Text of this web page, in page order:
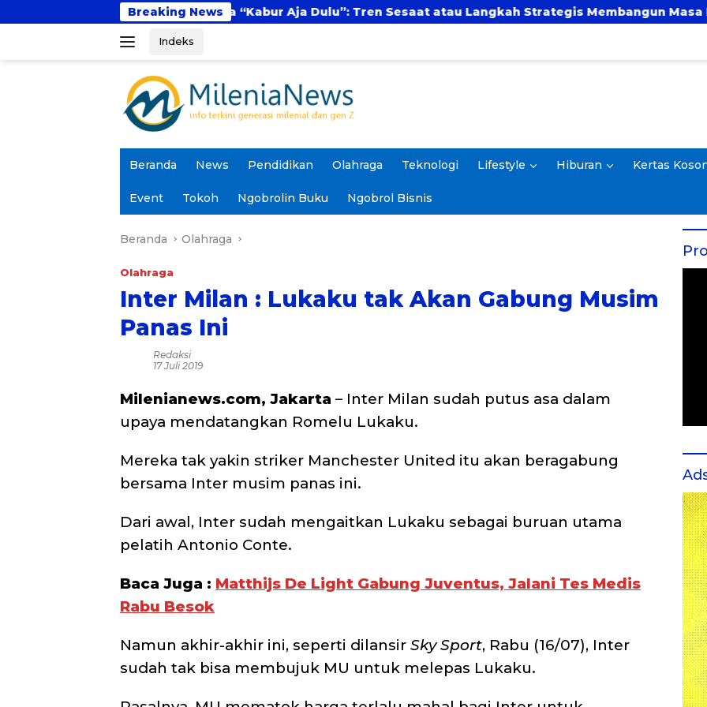
ke
Breaking News
Fenomena “Kabur Aja Dulu”: Tren Sesaat atau Langkah Strategis Membangun Masa Depan?
Indeks
Beranda News Pendidikan Olahraga Teknologi Lifestyle Hiburan Kertas
Event Tokoh Ngobrolin Buku Ngobrol Bisnis
Beranda Olahraga
Olahraga
Inter Milan : Lukaku tak Akan Gabung Musim
Panas Ini
Redaksi
17 Juli 2019
Milenianews.com, Jakarta – Inter Milan sudah putus asa dalam
upaya mendatangkan Romelu Lukaku.
Mereka tak yakin striker Manchester United itu akan beragabung
bersama Inter musim panas ini.
Dari awal, Inter sudah mengaitkan Lukaku sebagai buruan utama
pelatih Antonio Conte.
Baca Juga : Matthijs De Light Gabung Juventus, Jalani Tes Medis
Rabu Besok
Namun akhir-akhir ini, seperti dilansir Sky Sport, Rabu (16/07), Inter
sudah tak bisa membujuk MU untuk melepas Lukaku.